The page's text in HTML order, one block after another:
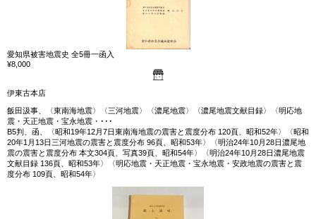
愛知県被害地震史 全5冊一函入
¥8,000
伊東古本店
飯田汲事、〈東南海地震〉〈三河地震〉〈濃尾地震〉〈濃尾地震文献目録〉〈明応地
震・天正地震・宝永地震・･･･
B5判、函、〈昭和19年12月7日東南海地震の震害と震度分布 120頁、昭和52年〉〈昭和
20年1月13日三河地震の震害と震度分布 96頁、昭和53年〉〈明治24年10月28日濃尾地
震の震害と震度分布 本文304頁、写真39頁、昭和54年〉〈明治24年10月28日濃尾地震
文献目録 136頁、昭和53年〉〈明応地震・天正地震・宝永地震・安政地震の震害と震
度分布 109頁、昭和54年〉